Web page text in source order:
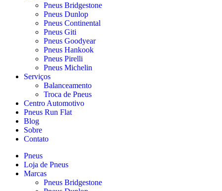
Pneus Bridgestone
Pneus Dunlop
Pneus Continental
Pneus Giti
Pneus Goodyear
Pneus Hankook
Pneus Pirelli
Pneus Michelin
Serviços
Balanceamento
Troca de Pneus
Centro Automotivo
Pneus Run Flat
Blog
Sobre
Contato
Pneus
Loja de Pneus
Marcas
Pneus Bridgestone